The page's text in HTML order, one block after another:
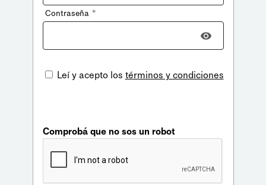
+598
Contraseña *
Leí y acepto los términos y condiciones
Comprobá que no sos un robot